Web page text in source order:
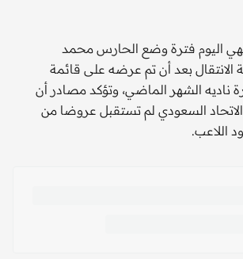
اليوم فترة وضع الحارس محمد
الانتقال بعد أن تم عرضه على قائمة
ناديه الشهر الماضي، وتؤكد مصادر أن
السعودي لم تستقبل عروضا من
اللاعب.